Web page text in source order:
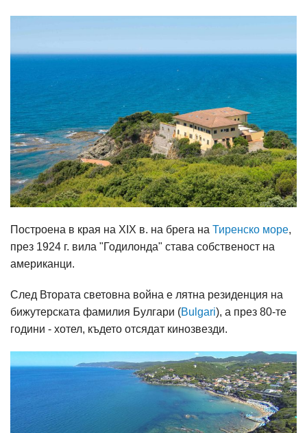
Построена в края на XIX в. на брега на Тиренско море,
през 1924 г. вила "Годилонда" става собственост на
американци.
След Втората световна война е лятна резиденция на
бижутерската фамилия Булгари (Bulgari), а през 80-те
години - хотел, където отсядат кинозвезди.